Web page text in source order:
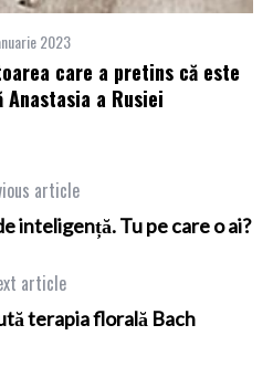
2023
care a pretins că este
Anastasia a Rusiei
article
inteligență. Tu pe care o ai?
article
terapia florală Bach